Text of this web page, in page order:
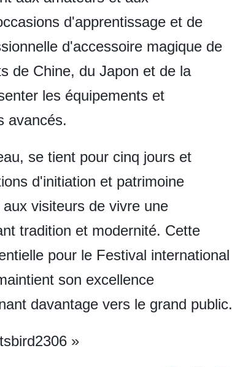
d'apprentissage et de
d'accessoire magique de
de Chine, du Japon et de la
les équipements et
avancés.
se tient pour cinq jours et
d'initiation et patrimoine
visiteurs de vivre une
tradition et modernité. Cette
pour le Festival international
son excellence
davantage vers le grand public.
»